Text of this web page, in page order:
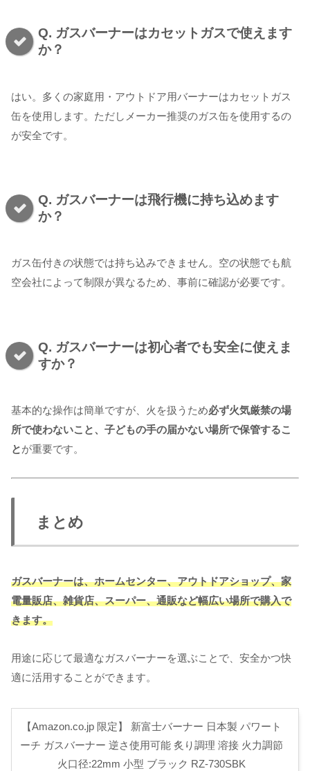
Q. ガスバーナーはカセットガスで使えます
か？
はい。多くの家庭用・アウトドア用バーナーはカセットガス
缶を使用します。ただしメーカー推奨のガス缶を使用するの
が安全です。
Q. ガスバーナーは飛行機に持ち込めます
か？
ガス缶付きの状態では持ち込みできません。空の状態でも航
空会社によって制限が異なるため、事前に確認が必要です。
Q. ガスバーナーは初心者でも安全に使えま
すか？
基本的な操作は簡単ですが、火を扱うため必ず火気厳禁の場
所で使わないこと、子どもの手の届かない場所で保管するこ
とが重要です。
まとめ
ガスバーナーは、ホームセンター、アウトドアショップ、家
電量販店、雑貨店、スーパー、通販など幅広い場所で購入で
きます。
用途に応じて最適なガスバーナーを選ぶことで、安全かつ快
適に活用することができます。
【Amazon.co.jp 限定】 新富士バーナー 日本製 パワート
ーチ ガスバーナー 逆さ使用可能 炙り調理 溶接 火力調節
火口径:22mm 小型 ブラック RZ-730SBK